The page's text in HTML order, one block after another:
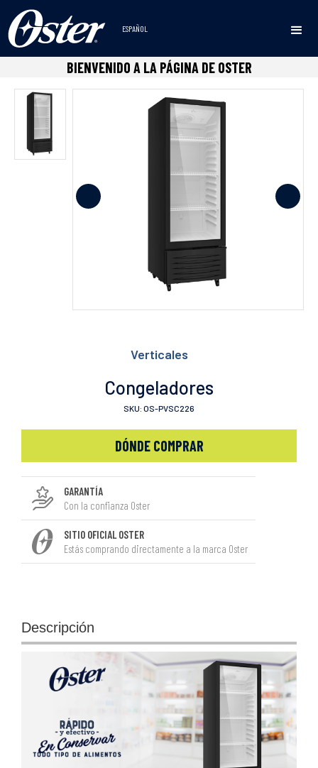
ESPAÑOL
BIENVENIDO A LA PÁGINA DE OSTER
Inicio • Congeladores • Verticales • Congeladores
Verticales
Congeladores
SKU: OS-PVSC226
DÓNDE COMPRAR
GARANTÍA
Con la confianza Oster
SITIO OFICIAL OSTER
Estás comprando directamente a la marca Oster
Descripción